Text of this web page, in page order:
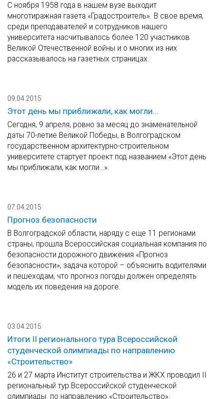
С ноября 1958 года в нашем вузе выходит
многотиражная газета «Градостроитель». В свое время,
среди преподавателей и сотрудников нашего
университета насчитывалось более 120 участников
Великой Отечественной войны и о многих из них
рассказывалось на газетных страницах.
09.04.2015
Этот день мы приближали, как могли...
Сегодня, 9 апреля, ровно за месяц до знаменательной
даты 70-летие Великой Победы, в Волгоградском
государственном архитектурно-строительном
университете стартует проект под названием «Этот день
мы приближали, как могли…».
07.04.2015
Прогноз безопасности
В Волгоградской области, наряду с еще 11 регионами
страны, прошла Всероссийская социальная компания по
безопасности дорожного движения «Прогноз
безопасности», задача которой – объяснить водителями
и пешеходам, что прогноз погоды должен определять
модель их поведения на дороге.
03.04.2015
Итоги II регионального тура Всероссийской
студенческой олимпиады по направлению
«Строительство»
26 и 27 марта Институт строительства и ЖКХ проводил II
региональный тур Всероссийской студенческой
олимпиады по направлению «Строительство».